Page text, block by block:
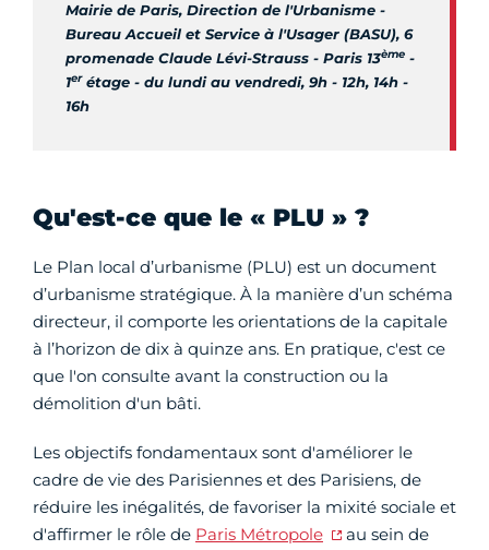
Mairie de Paris, Direction de l'Urbanisme -
Bureau Accueil et Service à l'Usager (BASU), 6
promenade Claude Lévi-Strauss - Paris 13ème -
1erétage - du lundi au vendredi, 9h - 12h, 14h -
16h
Qu'est-ce que le « PLU » ?
Le Plan local d’urbanisme (PLU) est un document
d’urbanisme stratégique. À la manière d’un schéma
directeur, il comporte les orientations de la capitale
à l’horizon de dix à quinze ans. En pratique, c'est ce
que l'on consulte avant la construction ou la
démolition d'un bâti.
Les objectifs fondamentaux sont d'améliorer le
cadre de vie des Parisiennes et des Parisiens, de
réduire les inégalités, de favoriser la mixité sociale et
d'affirmer le rôle de Paris Métropole
au sein de